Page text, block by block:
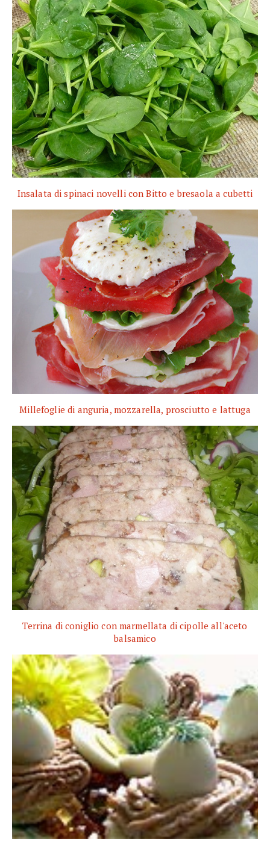
Insalata di spinaci novelli con Bitto e bresaola a cubetti
Millefoglie di anguria, mozzarella, prosciutto e lattuga
Terrina di coniglio con marmellata di cipolle all'aceto
balsamico